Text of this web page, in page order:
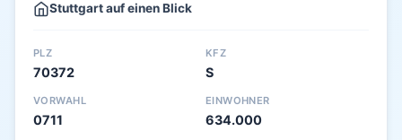
Stuttgart auf einen Blick
PLZ
70372
KFZ
S
VORWAHL
0711
EINWOHNER
634.000